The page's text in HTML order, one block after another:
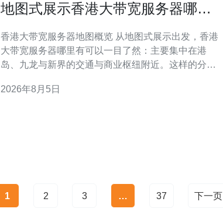
地图式展示香港大带宽服务器哪里
香港大带宽服务器地图概览 从地图式展示出发，香港
大带宽服务器哪里有可以一目了然：主要集中在港
岛、九龙与新界的交通与商业枢纽附近。这样的分布
性，便于企业根据业务区域和访问来源快速定位合适
2026年8月5日
1 2 3 … 37 下一页